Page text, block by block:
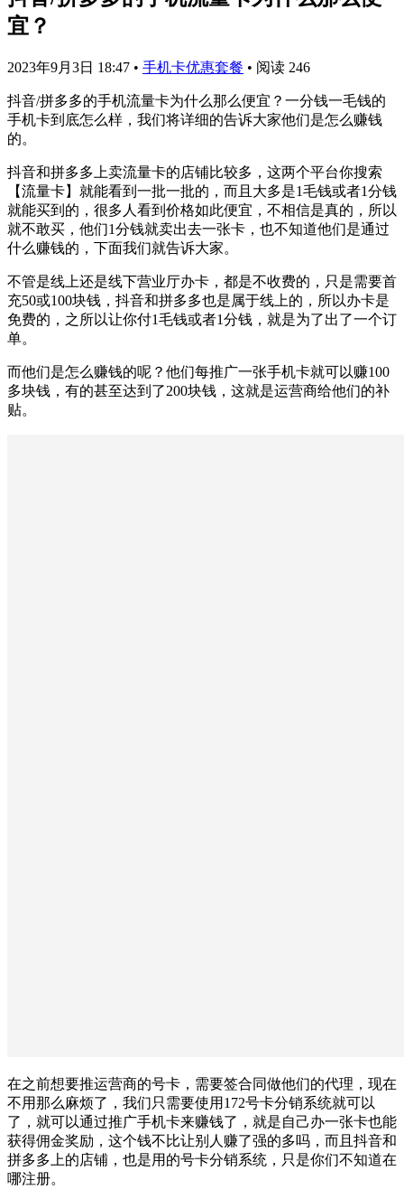
宜？
2023年9月3日 18:47 • 手机卡优惠套餐 • 阅读 246
抖音/拼多多的手机流量卡为什么那么便宜？一分钱一毛钱的
手机卡到底怎么样，我们将详细的告诉大家他们是怎么赚钱
的。
抖音和拼多多上卖流量卡的店铺比较多，这两个平台你搜索
【流量卡】就能看到一批一批的，而且大多是1毛钱或者1分钱
就能买到的，很多人看到价格如此便宜，不相信是真的，所以
就不敢买，他们1分钱就卖出去一张卡，也不知道他们是通过
什么赚钱的，下面我们就告诉大家。
不管是线上还是线下营业厅办卡，都是不收费的，只是需要首
充50或100块钱，抖音和拼多多也是属于线上的，所以办卡是
免费的，之所以让你付1毛钱或者1分钱，就是为了出了一个订
单。
而他们是怎么赚钱的呢？他们每推广一张手机卡就可以赚100
多块钱，有的甚至达到了200块钱，这就是运营商给他们的补
贴。
在之前想要推运营商的号卡，需要签合同做他们的代理，现在
不用那么麻烦了，我们只需要使用172号卡分销系统就可以
了，就可以通过推广手机卡来赚钱了，就是自己办一张卡也能
获得佣金奖励，这个钱不比让别人赚了强的多吗，而且抖音和
拼多多上的店铺，也是用的号卡分销系统，只是你们不知道在
哪注册。